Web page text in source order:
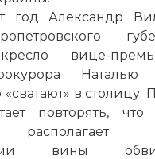
год Александр
вице-
Наталью
в столицу.
повторять, что
располагает
вины